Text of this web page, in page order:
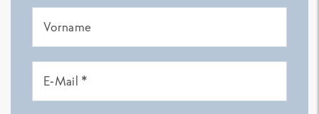
Vorname
E-Mail *